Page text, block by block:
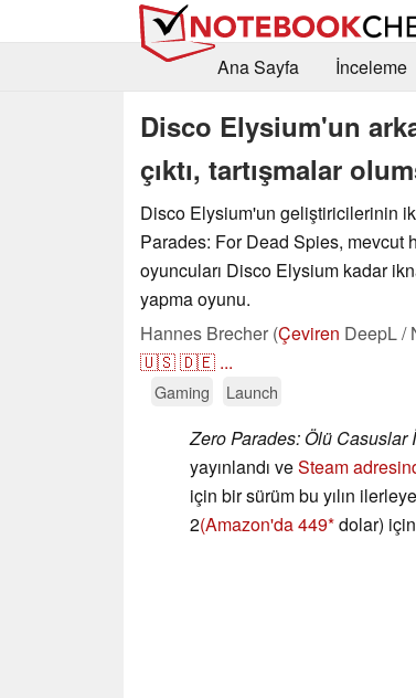
Ana Sayfa
İnceleme
Disco Elysium'un
çıktı, tartışmalar
Disco Elysium'un geliştiricilerinin
Parades: For Dead Spies, mevcut
oyuncuları Disco Elysium kadar
yapma oyunu.
Hannes Brecher (Çeviren DeepL /
🇺🇸🇩🇪 ...
Gaming Launch
Zero Parades: Ölü Casuslar
yayınlandı veSteam
için bir sürüm bu yılın
2(Amazon'da 449 dolar)